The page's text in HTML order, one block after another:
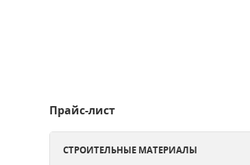
Прайс-лист
СТРОИТЕЛЬНЫЕ МАТЕРИАЛЫ